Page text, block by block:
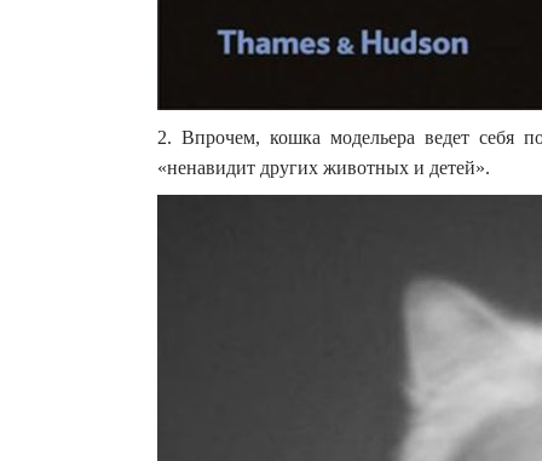
2. Впрочем, кошка модельера ведет себя
«ненавидит других животных и детей».